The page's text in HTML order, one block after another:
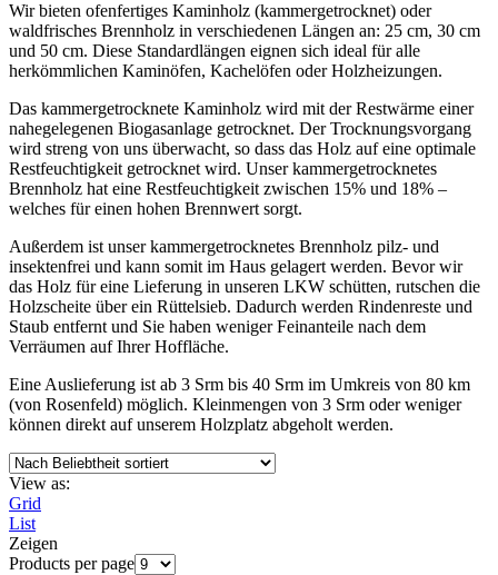
Wir bieten ofenfertiges Kaminholz (kammergetrocknet) oder
waldfrisches Brennholz in verschiedenen Längen an: 25 cm, 30 cm
und 50 cm. Diese Standardlängen eignen sich ideal für alle
herkömmlichen Kaminöfen, Kachelöfen oder Holzheizungen.
Das kammergetrocknete Kaminholz wird mit der Restwärme einer
nahegelegenen Biogasanlage getrocknet. Der Trocknungsvorgang
wird streng von uns überwacht, so dass das Holz auf eine optimale
Restfeuchtigkeit getrocknet wird. Unser kammergetrocknetes
Brennholz hat eine Restfeuchtigkeit zwischen 15% und 18% –
welches für einen hohen Brennwert sorgt.
Außerdem ist unser kammergetrocknetes Brennholz pilz- und
insektenfrei und kann somit im Haus gelagert werden. Bevor wir
das Holz für eine Lieferung in unseren LKW schütten, rutschen die
Holzscheite über ein Rüttelsieb. Dadurch werden Rindenreste und
Staub entfernt und Sie haben weniger Feinanteile nach dem
Verräumen auf Ihrer Hoffläche.
Eine Auslieferung ist ab 3 Srm bis 40 Srm im Umkreis von 80 km
(von Rosenfeld) möglich. Kleinmengen von 3 Srm oder weniger
können direkt auf unserem Holzplatz abgeholt werden.
View as:
Grid
List
Zeigen
Products per page